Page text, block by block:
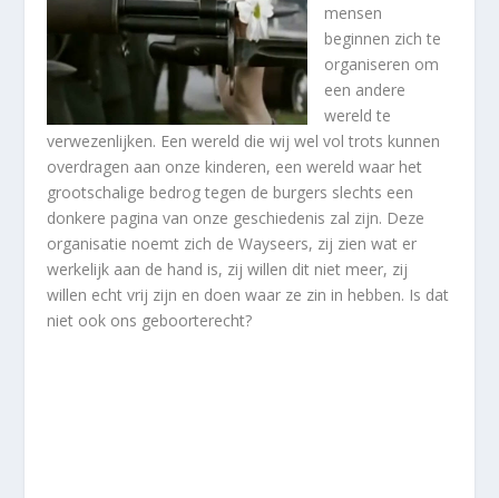
mensen
beginnen zich te
organiseren om
een andere
wereld te
verwezenlijken. Een wereld die wij wel vol trots kunnen
overdragen aan onze kinderen, een wereld waar het
grootschalige bedrog tegen de burgers slechts een
donkere pagina van onze geschiedenis zal zijn. Deze
organisatie noemt zich de Wayseers, zij zien wat er
werkelijk aan de hand is, zij willen dit niet meer, zij
willen echt vrij zijn en doen waar ze zin in hebben. Is dat
niet ook ons geboorterecht?